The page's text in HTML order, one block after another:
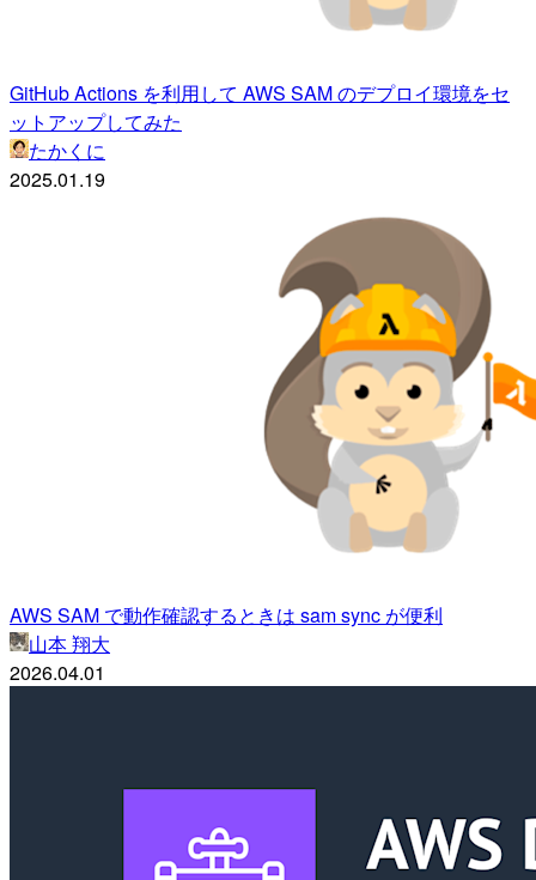
GitHub Actions を利用して AWS SAM のデプロイ環境をセ
ットアップしてみた
たかくに
2025.01.19
AWS SAM で動作確認するときは sam sync が便利
山本 翔大
2026.04.01